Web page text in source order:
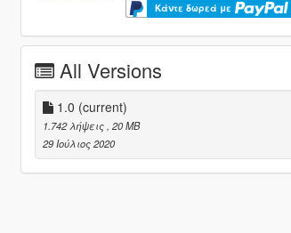
Κάντε δωρεά με
All Versions
1.0 (current)
1.742 λήψεις , 20 MB
29 Ιούλιος 2020